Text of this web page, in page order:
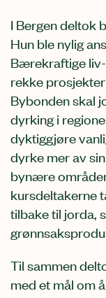
I Bergen deltok
Hun ble nylig
Bærekraftige
rekke
Bybonden skal
dyrking i
dyktiggjøre
dyrke mer av
bynære
kursdeltakerne
tilbake til jorda,
Til sammen
med et mål om